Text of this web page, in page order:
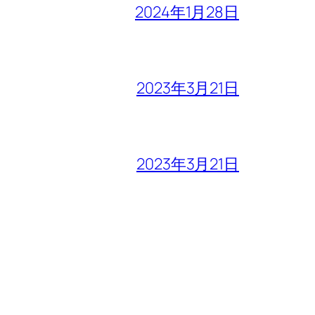
2024年1月28日
2023年3月21日
2023年3月21日